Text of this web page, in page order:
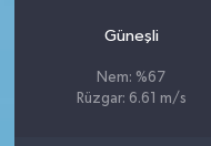
Güneşli
Nem: %67
Rüzgar: 6.61 m/s